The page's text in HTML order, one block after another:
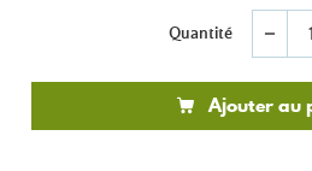
Quantité remove
Ajouter au